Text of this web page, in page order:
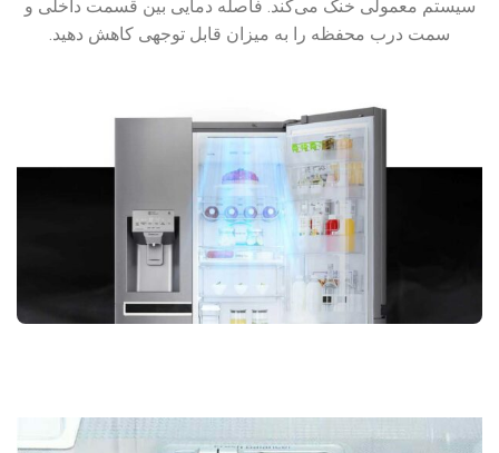
سیستم معمولی خنک می‌کند. فاصله دمایی بین قسمت داخلی و
سمت درب محفظه را به میزان قابل توجهی کاهش دهید.